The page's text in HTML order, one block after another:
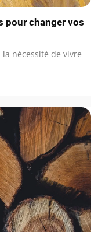
pour changer vos
nécessité de vivre